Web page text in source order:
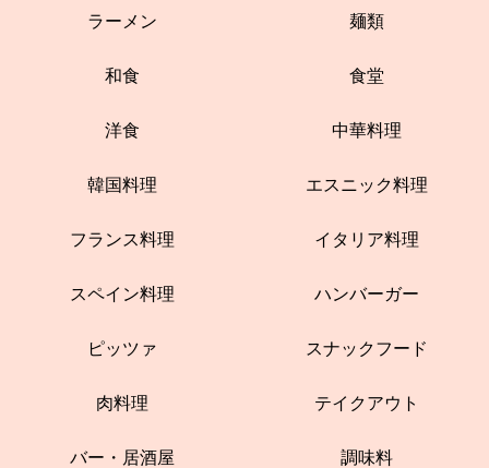
ラーメン 麺類
和食 食堂
洋食 中華料理
韓国料理 エスニック料理
フランス料理 イタリア料理
スペイン料理 ハンバーガー
ピッツァ スナックフード
肉料理 テイクアウト
バー・居酒屋 調味料